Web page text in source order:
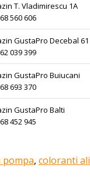
T. Vladimirescu 1A
560 606
GustaPro Decebal 61
039 399
GustaPro Buiucani
693 370
GustaPro Balti
452 945
pompa, coloranti